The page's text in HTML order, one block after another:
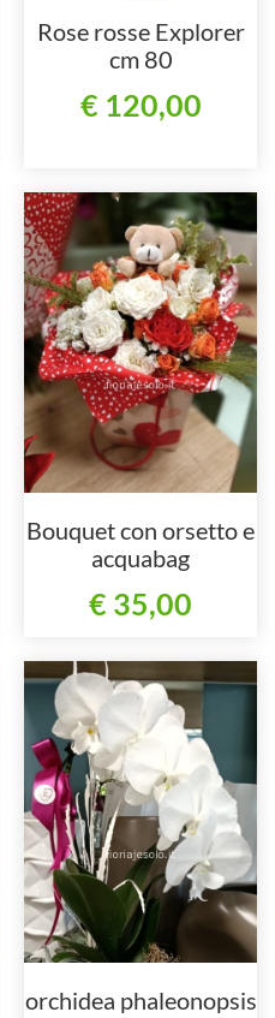
Rose rosse Explorer
cm 80
€ 120,00
Bouquet con orsetto e
acquabag
€ 35,00
orchidea phaleonopsis